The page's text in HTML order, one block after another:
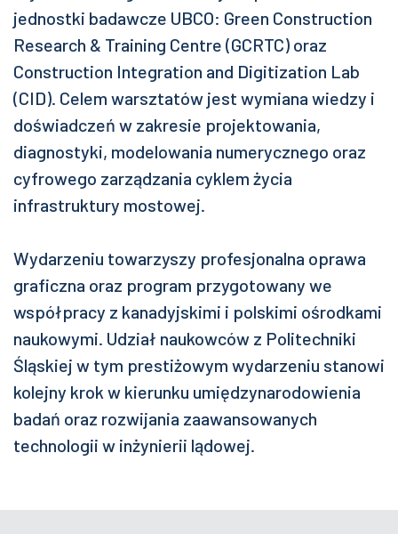
jednostki badawcze UBCO: Green Construction
Research & Training Centre (GCRTC) oraz
Construction Integration and Digitization Lab
(CID). Celem warsztatów jest wymiana wiedzy i
doświadczeń w zakresie projektowania,
diagnostyki, modelowania numerycznego oraz
cyfrowego zarządzania cyklem życia
infrastruktury mostowej.
Wydarzeniu towarzyszy profesjonalna oprawa
graficzna oraz program przygotowany we
współpracy z kanadyjskimi i polskimi ośrodkami
naukowymi. Udział naukowców z Politechniki
Śląskiej w tym prestiżowym wydarzeniu stanowi
kolejny krok w kierunku umiędzynarodowienia
badań oraz rozwijania zaawansowanych
technologii w inżynierii lądowej.